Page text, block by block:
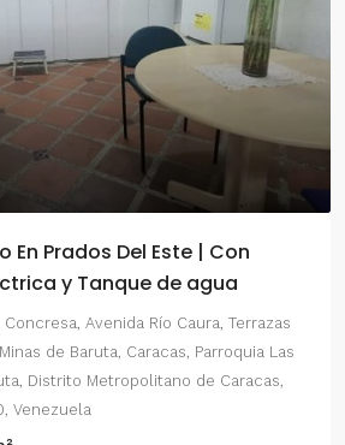
En Prados Del Este | Con
y Tanque de agua
Avenida Río Caura, Terrazas
de Baruta, Caracas, Parroquia Las
Distrito Metropolitano de Caracas,
Venezuela